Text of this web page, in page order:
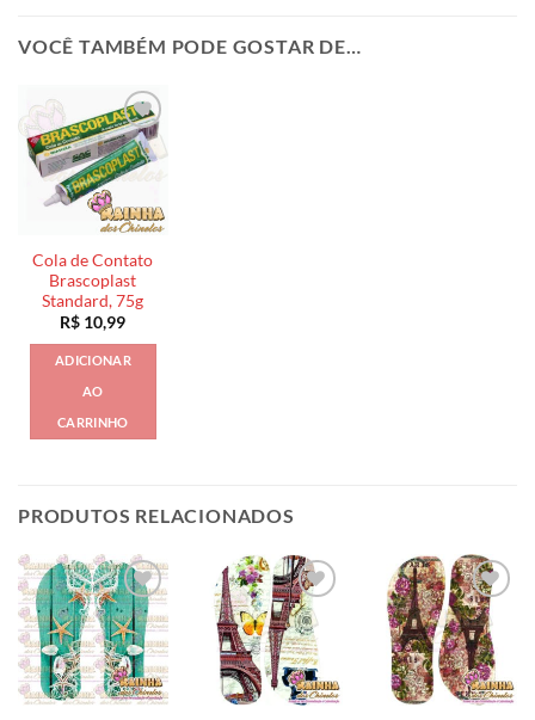
VOCÊ TAMBÉM PODE GOSTAR DE…
Cola de Contato
Brascoplast
Standard, 75g
R$ 10,99
ADICIONAR
AO
CARRINHO
PRODUTOS RELACIONADOS